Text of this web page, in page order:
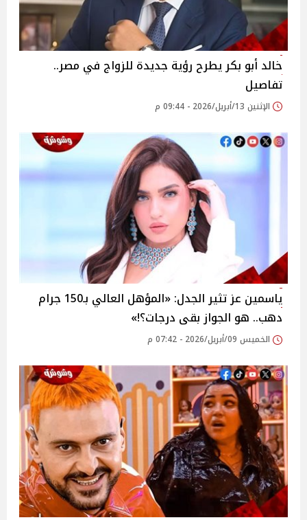
خالد أبو بكر يطرح رؤية جديدة للزواج في مصر..
تفاصيل
الإثنين 13/أبريل/2026 - 09:44 م
ياسمين عز تثير الجدل: «المؤهل العالي بـ150 جرام
دهب.. هو الجواز بقى درجات؟!»
الخميس 09/أبريل/2026 - 07:42 م